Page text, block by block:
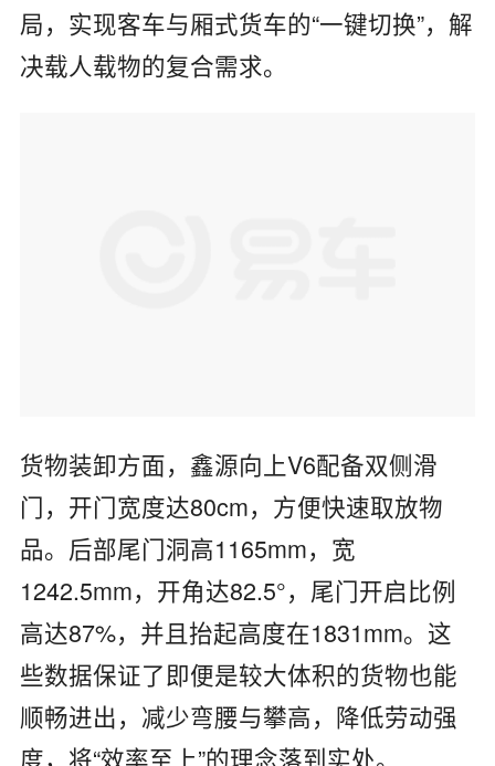
局，实现客车与厢式货车的“一键切换”，解
决载人载物的复合需求。
货物装卸方面，鑫源向上V6配备‌双侧滑
门，开门宽度达80cm‌，方便快速取放物
品。后部‌尾门洞高1165mm，宽
1242.5mm，开角达82.5°，尾门开启比例
高达87%‌，并且‌抬起高度在1831mm‌。这
些数据保证了即便是较大体积的货物也能
顺畅进出，减少弯腰与攀高，降低劳动强
度，将“效率至上”的理念落到实处。